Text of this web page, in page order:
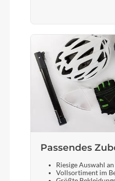
FUXON FS-30, 30
SHIMANO
27,5
Passendes
Riesige Auswahl
Vollsortiment im